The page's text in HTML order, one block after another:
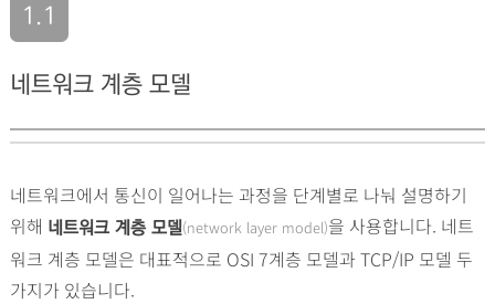
s
1.1
네트워크 계층 모델
네트워크에서 통신이 일어나는 과정을 단계별로 나눠 설명하기
위해 네트워크 계층 모델(network layer model)을 사용합니다. 네트
워크 계층 모델은 대표적으로 OSI 7계층 모델과 TCP/IP 모델 두
가지가 있습니다.